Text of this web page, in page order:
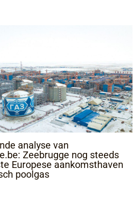
analyse van
Zeebrugge nog steeds
Europese aankomsthaven
poolgas